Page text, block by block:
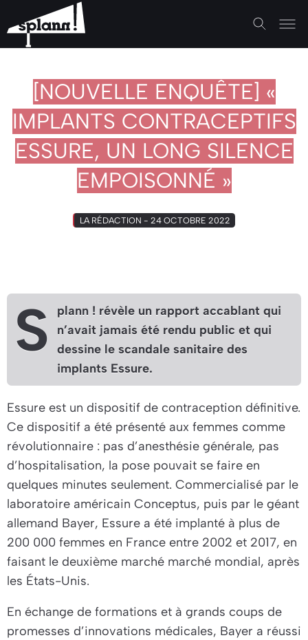
[NOUVELLE ENQUÊTE] «
IMPLANTS CONTRACEPTIFS
ESSURE, UN LONG SILENCE
EMPOISONNÉ »
LA RÉDACTION - 24 OCTOBRE 2022
S plann ! révèle un rapport accablant qui
n’avait jamais été rendu public et qui
dessine le scandale sanitaire des
implants Essure.
Essure est un dispositif de contraception définitive.
Ce dispositif a été présenté aux femmes comme
révolutionnaire : pas d’anesthésie générale, pas
d’hospitalisation, la pose pouvait se faire en
quelques minutes seulement. Commercialisé par le
laboratoire américain Conceptus, puis par le géant
allemand Bayer, Essure a été implanté à plus de
200 000 femmes en France entre 2002 et 2017, en
faisant le deuxième marché marché mondial, après
les États-Unis.
En échange de formations et à grands coups de
promesses d’innovations médicales, Bayer a réussi